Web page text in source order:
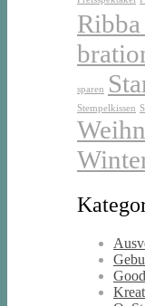
sparen
Stempelkissen